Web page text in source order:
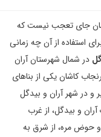
جای تعجب نیست که
استفاده از آن چه زمانی
در شمال شهرستان آران
کاشان یکی از بناهای
و در شهر آران و بیدگل
و بیدگل، از غرب
حوض مره، از شرق به